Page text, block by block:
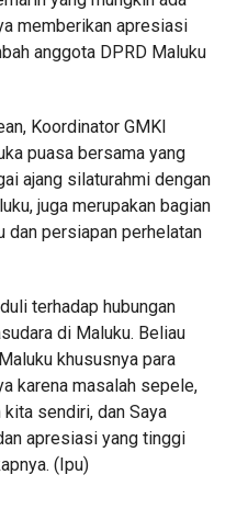
memberikan apresiasi
anggota DPRD Maluku
Koordinator GMKI
puasa bersama yang
ajang silaturahmi dengan
juga merupakan bagian
persiapan perhelatan
terhadap hubungan
di Maluku. Beliau
khususnya para
karena masalah sepele,
sendiri, dan Saya
apresiasi yang tinggi
(Ipu)